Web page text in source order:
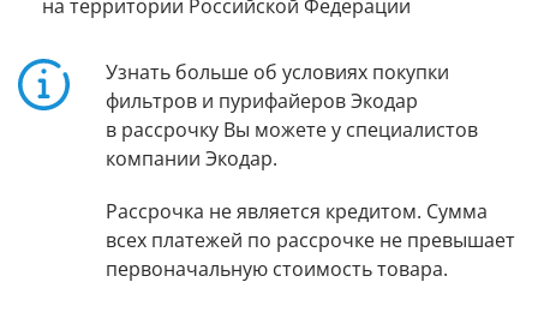
на территории Российской Федерации
Узнать больше об условиях покупки
фильтров и пурифайеров Экодар
в рассрочку Вы можете у специалистов
компании Экодар.
Рассрочка не является кредитом. Сумма
всех платежей по рассрочке не превышает
первоначальную стоимость товара.